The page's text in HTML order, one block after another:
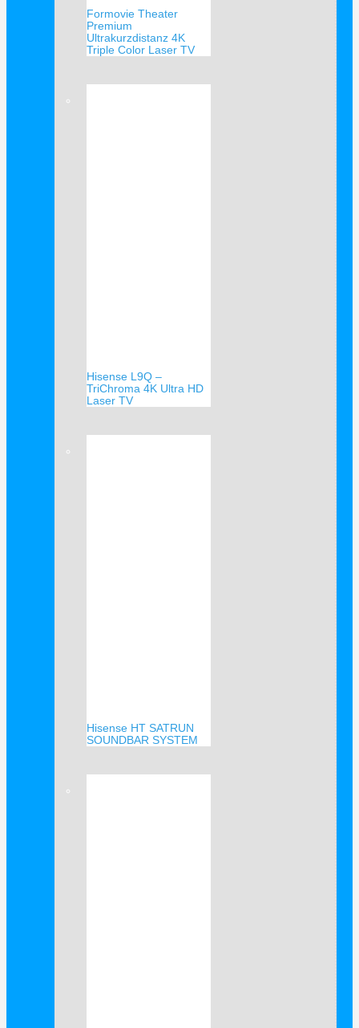
Formovie Theater
Premium
Ultrakurzdistanz 4K
Triple Color Laser TV
Hisense L9Q –
TriChroma 4K Ultra HD
Laser TV
Hisense HT SATRUN
SOUNDBAR SYSTEM